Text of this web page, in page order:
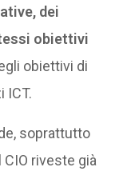
dei
obiettivi
obiettivi di
ICT.
soprattutto
riveste già